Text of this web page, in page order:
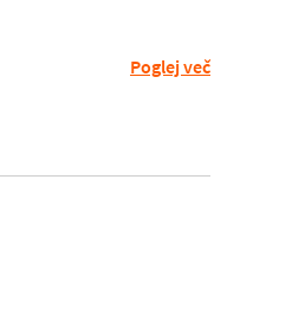
Poglej več